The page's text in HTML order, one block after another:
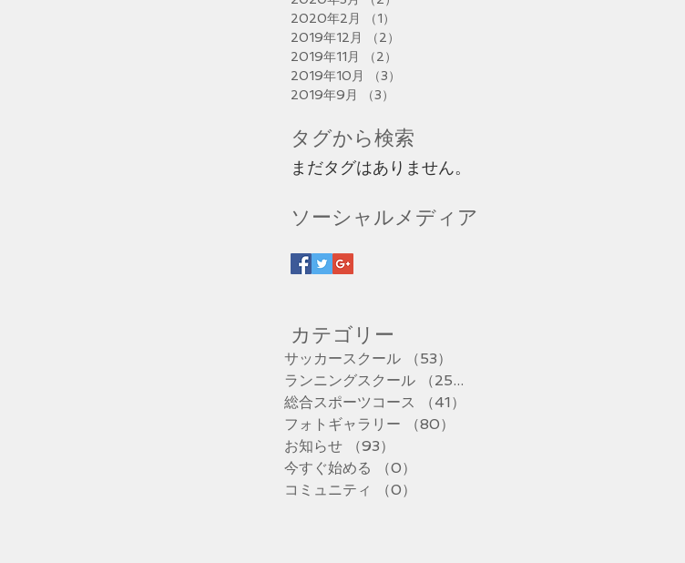
2020年2月
（1）
2019年12月
（2）
2019年11月
（2）
2019年10月
（3）
2019年9月
（3）
タグから検索
まだタグはありません。
ソーシャルメディア
​カテゴリー
サッカースクール （53）
ランニングスクール
（25）
総合スポーツコース
（41）
フォトギャラリー
（80）
お知らせ
（93）
今すぐ始める
（0）
コミュニティ
（0）